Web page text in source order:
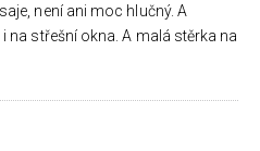
není ani moc hlučný. A
na střešní okna. A malá stěrka na